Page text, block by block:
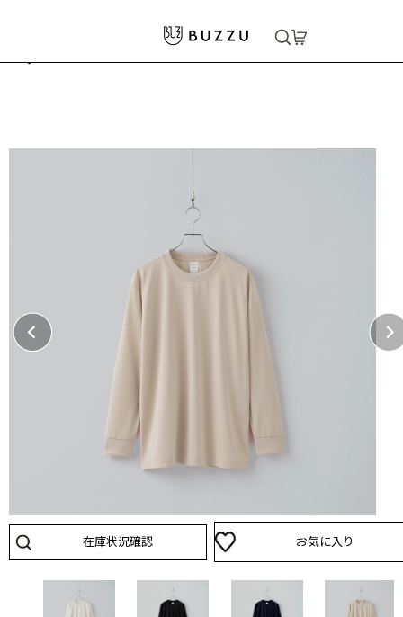
［BLANK APPAREL］6.5oz ドライヘビーウェイトロングスリーブTシャ
ツ
在庫状況確認 お気に入り